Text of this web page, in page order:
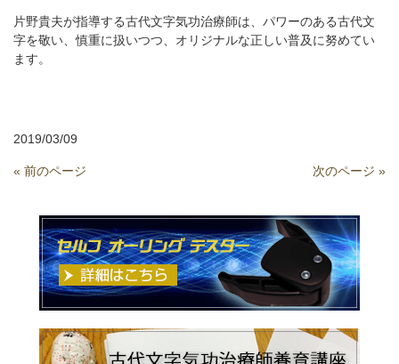
片野貴夫が指導する古代文字気功治療師は、パワーのある古代文
字を敬い、慎重に扱いつつ、オリジナルな正しい普及に努めてい
ます。
2019/03/09
« 前のページ 次のページ »